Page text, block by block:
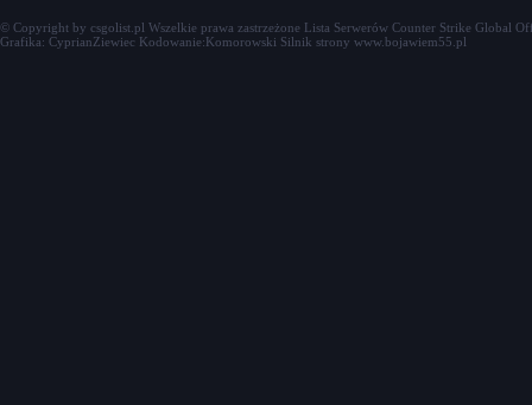
© Copyright by csgolist.pl Wszelkie prawa zastrzeżone Lista Serwerów Counter Strike Global
Grafika: CyprianZiewiec Kodowanie:Komorowski Silnik strony www.bojawiem55.pl